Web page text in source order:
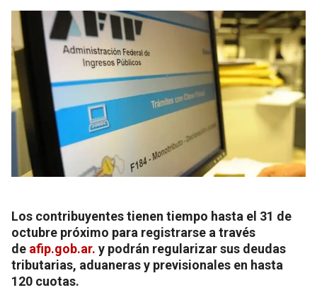
Los contribuyentes tienen tiempo hasta el 31 de
octubre próximo para registrarse a través
de afip.gob.ar. y podrán regularizar sus deudas
tributarias, aduaneras y previsionales en hasta
120 cuotas.